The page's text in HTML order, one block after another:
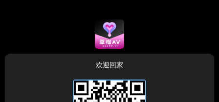
欢迎回家